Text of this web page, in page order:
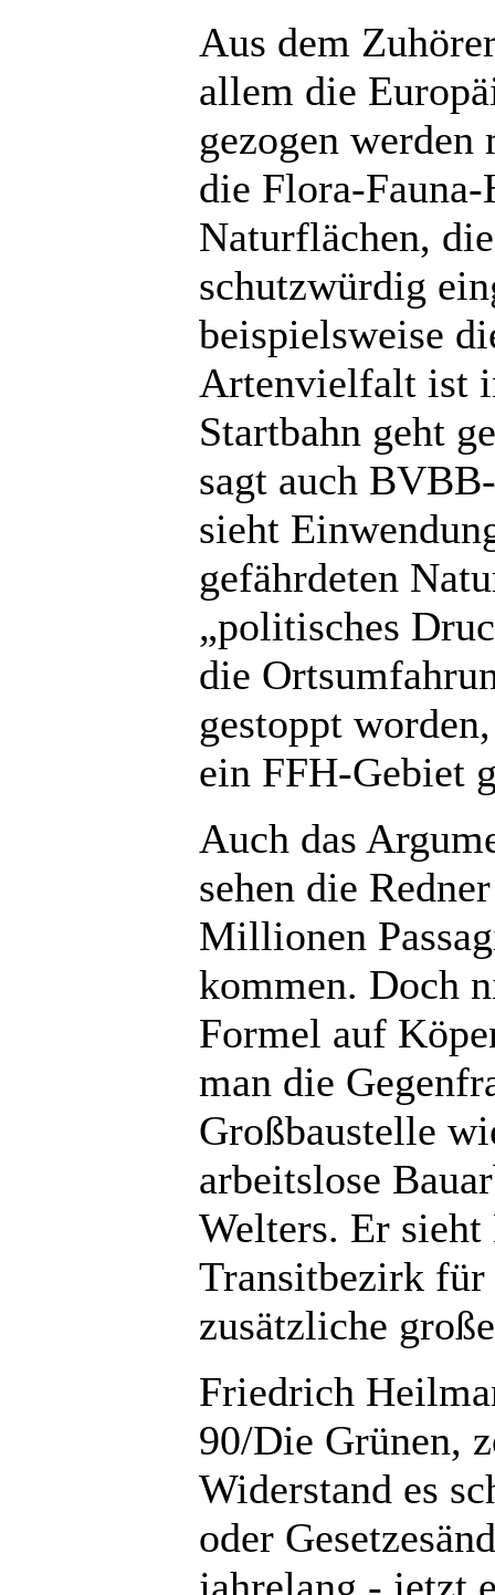
Aus dem
allem die
gezogen werden
die Flora-
Naturflächen,
schutzwürdig
beispielsweise
Artenvielfalt ist
Startbahn geht
sagt auch
sieht
gefährdeten
„politisches
die
gestoppt
ein FFH-Gebiet
Auch das
sehen die
Millionen
kommen. Doch
Formel auf
man die
Großbaustelle
arbeitslose
Welters. Er
Transitbezirk für
zusätzliche
Friedrich
90/Die Grünen,
Widerstand es
oder